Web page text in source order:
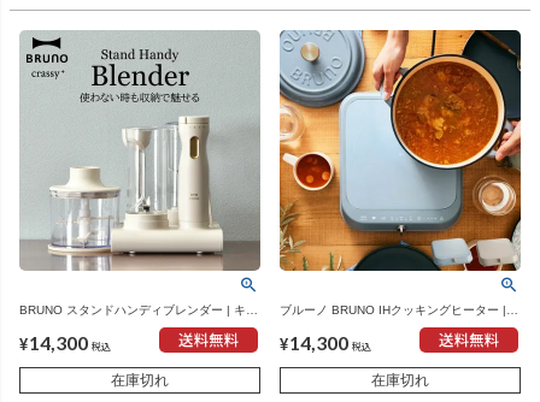
BRUNO スタンドハンディブレンダー | キッ
チン家電・ハンドブレンダー
¥14,300 税込
在庫切れ
ブルーノ BRUNO IHクッキングヒーター |
キッチン家電・IHヒーター
¥14,300 税込
在庫切れ